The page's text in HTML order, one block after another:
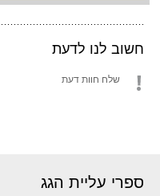
חשוב לנו לדעת
שלח חוות דעת
ספרי עליית הגג